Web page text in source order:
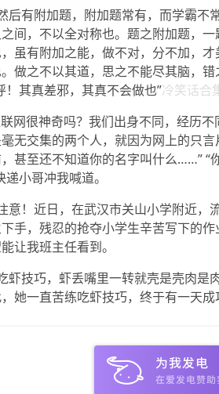
后有附加题，附加题常有，而学霸不
间，不以全对称也。题之附加题，
虽有附加之能，做不对，分不加，才
做之不以其道，思之不能尽其脑，错
！其真差邪，其真不会做也”冷笑话合
网很神奇吗？我们出身不同，经历
无交集的两个人，就因为网上的只
甚至还不知道你的名字叫什么……” “
小哥冲我喊道。
意！近日，在武汉市关山小学附近，
手，残忍的抢夺小学生辛苦写下的
让我班主任看到。
虾技巧，虾丢嘴里一转就壳是壳肉是
她一直苦练吃虾技巧，终于有一天